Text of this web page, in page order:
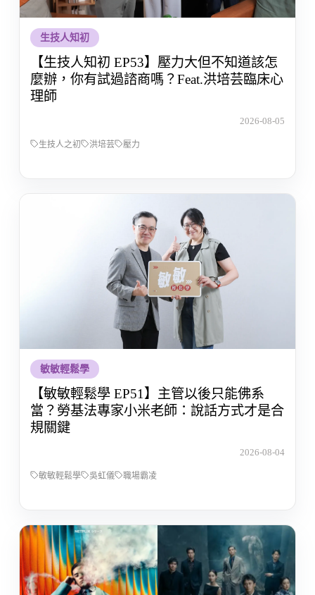
生技人知初
【生技人知初 EP53】壓力大但不知道該怎
麼辦，你有試過諮商嗎？Feat.洪培芸臨床心
理師
2026-08-05
生技人之初 洪培芸 壓力
敏敏輕鬆學
【敏敏輕鬆學 EP51】主管以後只能佛系
當？勞基法專家小米老師：說話方式才是合
規關鍵
2026-08-04
敏敏輕鬆學 吳虹儀 職場霸凌